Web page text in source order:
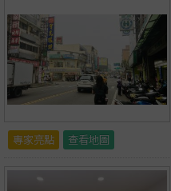
專家亮點 查看地圖